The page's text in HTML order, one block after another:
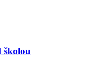
školou